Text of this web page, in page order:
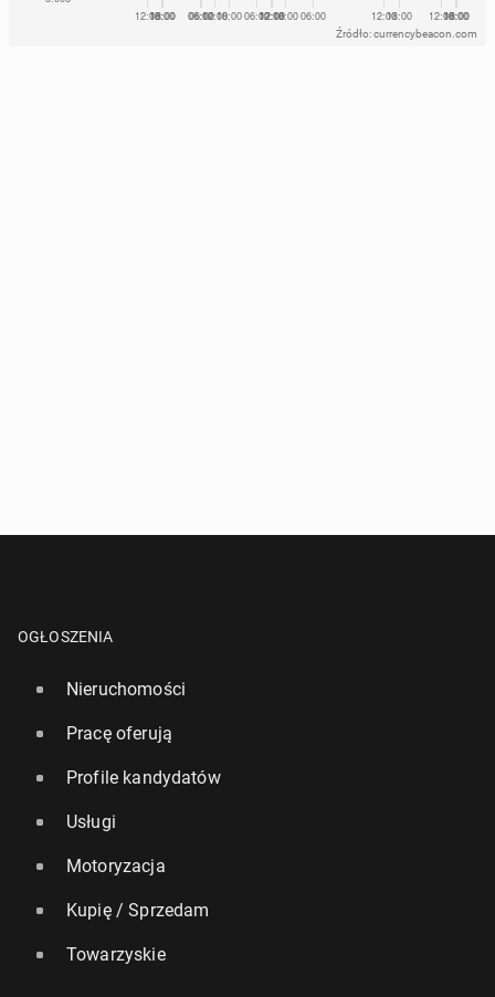
Źródło: currencybeacon.com
OGŁOSZENIA
Nieruchomości
Pracę oferują
Profile kandydatów
Usługi
Motoryzacja
Kupię / Sprzedam
Towarzyskie